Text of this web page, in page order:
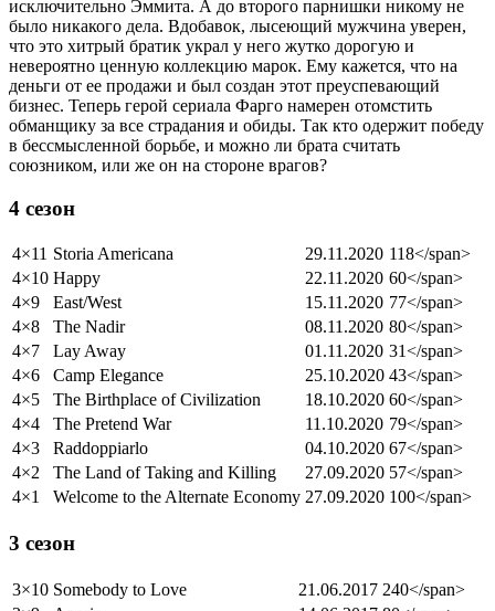
исключительно Эммита. А до второго парнишки никому не
было никакого дела. Вдобавок, лысеющий мужчина уверен,
что это хитрый братик украл у него жутко дорогую и
невероятно ценную коллекцию марок. Ему кажется, что на
деньги от ее продажи и был создан этот преуспевающий
бизнес. Теперь герой сериала Фарго намерен отомстить
обманщику за все страдания и обиды. Так кто одержит победу
в бессмысленной борьбе, и можно ли брата считать
союзником, или же он на стороне врагов?
4 сезон
4×11 Storia Americana 29.11.2020 118</span>
4×10 Happy 22.11.2020 60</span>
4×9
East/West 15.11.2020 77</span>
4×8
The Nadir 08.11.2020 80</span>
4×7
Lay Away 01.11.2020 31</span>
4×6
Camp Elegance 25.10.2020 43</span>
4×5
The Birthplace of Civilization 18.10.2020 60</span>
4×4
The Pretend War 11.10.2020 79</span>
4×3
Raddoppiarlo 04.10.2020 67</span>
4×2
The Land of Taking and Killing 27.09.2020 57</span>
4×1
Welcome to the Alternate Economy 27.09.2020 100</span>
3 сезон
3×10 Somebody to Love 21.06.2017 240</span>